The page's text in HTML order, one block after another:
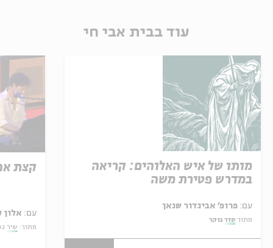
עוד בבית אבי חי
מותו של איש האלוהים: קריאה
במדרש פטירת משה
עם:
מתוך:סדר בוקר
קצת
עם: אלון
מתוך: שיר